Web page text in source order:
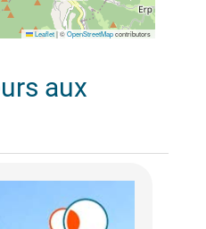
Leaflet |©OpenStreetMapcontributors
aux